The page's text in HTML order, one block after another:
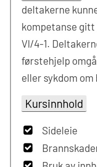
deltakerne
kompetanse gitt
VI/4-1.
førstehjelp
eller sykdom om
Kursinnhold
Sideleie